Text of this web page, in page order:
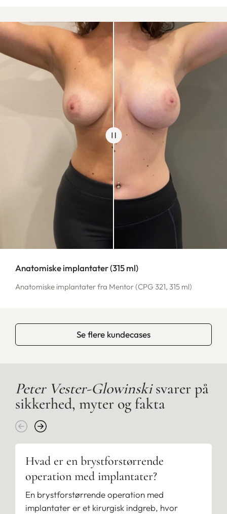
Anatomiske implantater (315 ml)
Anatomiske implantater fra Mentor (CPG 321, 315 ml)
Se flere kundecases
Peter Vester-Glowinskisvarer på
sikkerhed, myter og fakta
Hvad er en brystforstørrende
operation med implantater?
En brystforstørrende operation med
implantater er et kirurgisk indgreb, hvor